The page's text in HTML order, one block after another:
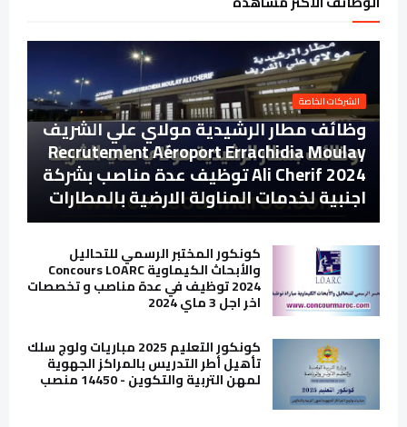
الشركات الخاصة
وظائف مطار الرشيدية مولاي علي الشريف
Recrutement Aéroport Errachidia Moulay
Ali Cherif 2024 توظيف عدة مناصب بشركة
اجنبية لخدمات المناولة الارضية بالمطارات
كونكور المختبر الرسمي للتحاليل
والأبحاث الكيماوية Concours LOARC
2024 توظيف في عدة مناصب و تخصصات
اخر اجل 3 ماي 2024
كونكور التعليم 2025 مباريات ولوج سلك
تأهيل أطر التدريس بالمراكز الجهوية
لمهن التربية والتكوين - 14450 منصب